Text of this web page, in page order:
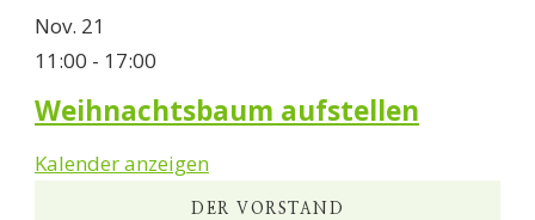
Nov. 21
11:00 - 17:00
Weihnachtsbaum aufstellen
Kalender anzeigen
DER VORSTAND